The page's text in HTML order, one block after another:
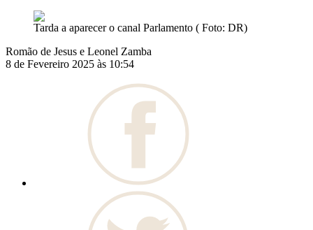
Tarda a aparecer o canal Parlamento ( Foto: DR)
Romão de Jesus e Leonel Zamba
8 de Fevereiro 2025 às 10:54